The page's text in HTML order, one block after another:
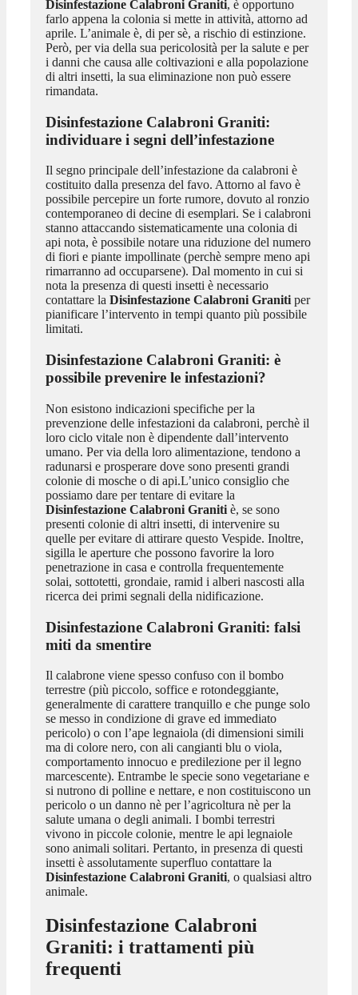
Disinfestazione Calabroni Graniti, è opportuno
farlo appena la colonia si mette in attività, attorno ad
aprile. L’animale è, di per sè, a rischio di estinzione.
Però, per via della sua pericolosità per la salute e per
i danni che causa alle coltivazioni e alla popolazione
di altri insetti, la sua eliminazione non può essere
rimandata.
Disinfestazione Calabroni Graniti:
individuare i segni dell’infestazione
Il segno principale dell’infestazione da calabroni è
costituito dalla presenza del favo. Attorno al favo è
possibile percepire un forte rumore, dovuto al ronzio
contemporaneo di decine di esemplari. Se i calabroni
stanno attaccando sistematicamente una colonia di
api nota, è possibile notare una riduzione del numero
di fiori e piante impollinate (perchè sempre meno api
rimarranno ad occuparsene). Dal momento in cui si
nota la presenza di questi insetti è necessario
contattare la Disinfestazione Calabroni Granitiper
pianificare l’intervento in tempi quanto più possibile
limitati.
Disinfestazione Calabroni Graniti: è
possibile prevenire le infestazioni?
Non esistono indicazioni specifiche per la
prevenzione delle infestazioni da calabroni, perchè il
loro ciclo vitale non è dipendente dall’intervento
umano. Per via della loro alimentazione, tendono a
radunarsi e prosperare dove sono presenti grandi
colonie di mosche o di api.L’unico consiglio che
possiamo dare per tentare di evitare la
Disinfestazione Calabroni Granitiè, se sono
presenti colonie di altri insetti, di intervenire su
quelle per evitare di attirare questo Vespide. Inoltre,
sigilla le aperture che possono favorire la loro
penetrazione in casa e controlla frequentemente
solai, sottotetti, grondaie, ramid i alberi nascosti alla
ricerca dei primi segnali della nidificazione.
Disinfestazione Calabroni Graniti: falsi
miti da smentire
Il calabrone viene spesso confuso con il bombo
terrestre (più piccolo, soffice e rotondeggiante,
generalmente di carattere tranquillo e che punge solo
se messo in condizione di grave ed immediato
pericolo) o con l’ape legnaiola (di dimensioni simili
ma di colore nero, con ali cangianti blu o viola,
comportamento innocuo e predilezione per il legno
marcescente). Entrambe le specie sono vegetariane e
si nutrono di polline e nettare, e non costituiscono un
pericolo o un danno nè per l’agricoltura nè per la
salute umana o degli animali. I bombi terrestri
vivono in piccole colonie, mentre le api legnaiole
sono animali solitari. Pertanto, in presenza di questi
insetti è assolutamente superfluo contattare la
Disinfestazione Calabroni Graniti, o qualsiasi altro
animale.
Disinfestazione Calabroni
Graniti: i trattamenti più
frequenti